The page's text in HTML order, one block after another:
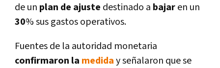
de un plan de ajuste destinado a bajaren un
30% sus gastos operativos.
Fuentes de la autoridad monetaria
confirmaron la mediday señalaron que se